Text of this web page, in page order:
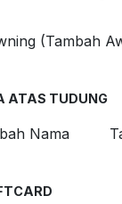
(Tambah
ATAS TUDUNG
Nama